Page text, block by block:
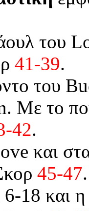
του
41-39.
του
Με το
42.
και
45-47
6-18 και